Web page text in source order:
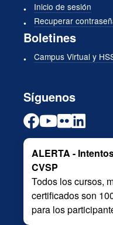
Inicio de sesión
Recuperar
Boletines
Campus Virtual y
Síguenos
ALERTA -
CVSP
Todos los cursos,
certificados son
para los